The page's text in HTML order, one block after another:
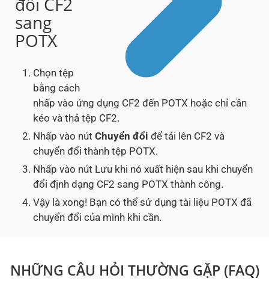
sang
POTX
Chọn tệp
bằng cách
nhấp vào ứng dụng CF2 đến POTX hoặc chỉ cần
kéo và thả tệp CF2.
Nhấp vào nút Chuyển đổi để tải lên CF2 và
chuyển đổi thành tệp POTX.
Nhấp vào nút Lưu khi nó xuất hiện sau khi chuyển
đổi định dạng CF2 sang POTX thành công.
Vậy là xong! Bạn có thể sử dụng tài liệu POTX đã
chuyển đổi của mình khi cần.
NHỮNG CÂU HỎI THƯỜNG GẶP (FAQ)